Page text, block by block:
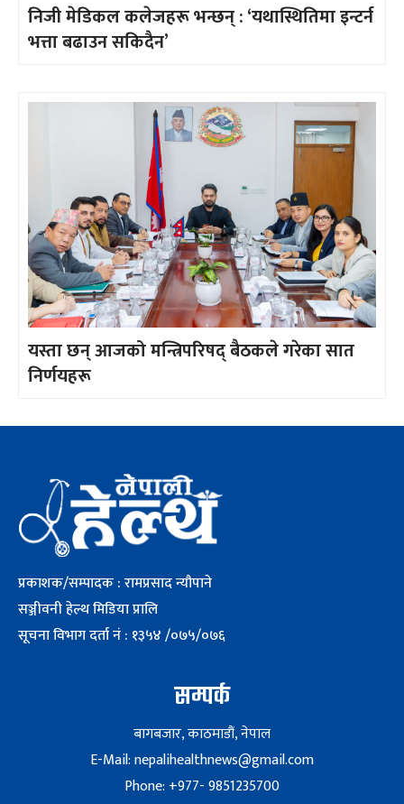
निजी मेडिकल कलेजहरू भन्छन् : ‘यथास्थितिमा इन्टर्न
भत्ता बढाउन सकिदैन’
यस्ता छन् आजको मन्त्रिपरिषद् बैठकले गरेका सात
निर्णयहरू
प्रकाशक/सम्पादक : रामप्रसाद न्यौपाने
सञ्जीवनी हेल्थ मिडिया प्रालि
सूचना विभाग दर्ता नं : १३५४ /०७५/०७६
सम्पर्क
बागबजार, काठमाडौं, नेपाल
E-Mail: nepalihealthnews@gmail.com
Phone: +977- 9851235700